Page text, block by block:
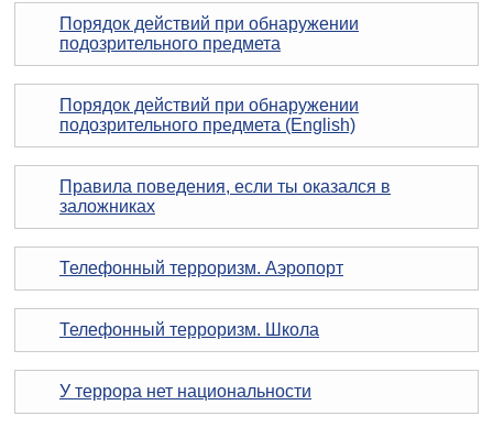
Порядок действий при обнаружении
подозрительного предмета
Порядок действий при обнаружении
подозрительного предмета (English)
Правила поведения, если ты оказался в
заложниках
Телефонный терроризм. Аэропорт
Телефонный терроризм. Школа
У террора нет национальности